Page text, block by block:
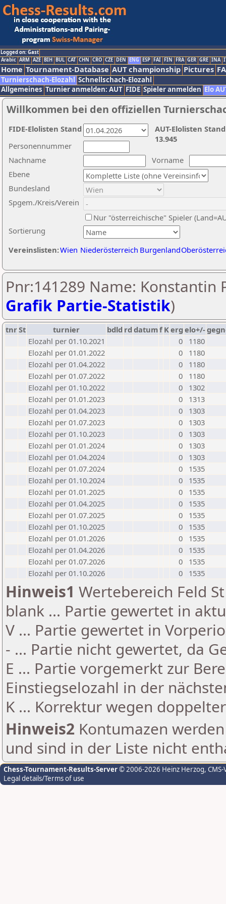
Logged on: Gast
Arabic ARM AZE BIH BUL CAT CHN CRO CZE DEN ENG ESP FAI FIN FRA GER GRE INA
Home Tournament-Database AUT championship Pictures
Turnierschach-Elozahl Schnellschach-Elozahl
Allgemeines Turnier anmelden: AUT FIDE Spieler anmelden Elo
Willkommen bei den offiziellen
Nachname
Vorname
Ebene
Sortierung
Personennummer
Bundesland
Spgem./Kreis/Verein
Nur "österreichische" Spieler
Vereinslisten:Wien Niederösterreich Burgenland
AUT-Elolisten
13.945
FIDE-Elolisten Stand
Pnr:141289 Name: Konstantin
Grafik Partie-Statistik)
tnrSt turnier bdld rd datumf Kerg elo+/-
Elozahl per 01.10.2021
0
1180
Elozahl per 01.01.2022
0
1180
Elozahl per 01.04.2022
0
1180
Elozahl per 01.07.2022
0
1180
Elozahl per 01.10.2022
0
1302
Elozahl per 01.01.2023
0
1313
Elozahl per 01.04.2023
0
1303
Elozahl per 01.07.2023
0
1303
Elozahl per 01.10.2023
0
1303
Elozahl per 01.01.2024
0
1303
Elozahl per 01.04.2024
0
1303
Elozahl per 01.07.2024
0
1535
Elozahl per 01.10.2024
0
1535
Elozahl per 01.01.2025
0
1535
Elozahl per 01.04.2025
0
1535
Elozahl per 01.07.2025
0
1535
Elozahl per 01.10.2025
0
1535
Elozahl per 01.01.2026
0
1535
Elozahl per 01.04.2026
0
1535
Elozahl per 01.07.2026
0
1535
Elozahl per 01.10.2026
0 1535
Hinweis1 Wertebereich Feld
blank ... Partie gewertet in
V ... Partie gewertet in
- ... Partie nicht gewertet, da
E ... Partie vorgemerkt zur
Einstiegselozahl in der
K ... Korrektur wegen
Hinweis2 Kontumazen
und sind in der Liste nicht
Chess-Tournament-Results-Server© 2006-2026 Heinz Herzog,
Legal details/Terms of use